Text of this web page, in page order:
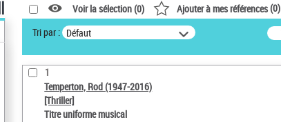
Voir la sélection (0) Ajouter à mes références(0)
Tri par : Défaut
1
Temperton, Rod (1947-2016)
[Thriller]
Titre uniforme musical